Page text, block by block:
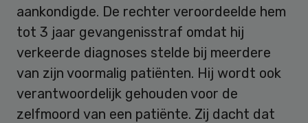
aankondigde. De rechter veroordeelde hem
tot 3 jaar gevangenisstraf omdat hij
verkeerde diagnoses stelde bij meerdere
van zijn voormalig patiënten. Hij wordt ook
verantwoordelijk gehouden voor de
zelfmoord van een patiënte. Zij dacht dat